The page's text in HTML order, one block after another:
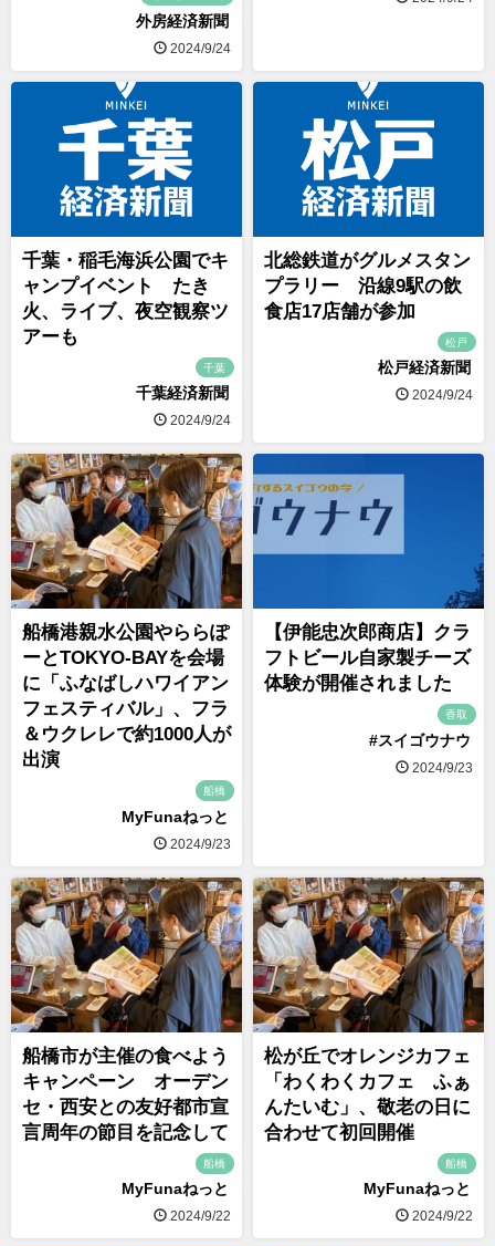
外房経済新聞
2024/9/24
千葉・稲毛海浜公園でキ
ャンプイベント たき
火、ライブ、夜空観察ツ
アーも
千葉
千葉経済新聞
2024/9/24
北総鉄道がグルメスタン
プラリー 沿線9駅の飲
食店17店舗が参加
松戸
松戸経済新聞
2024/9/24
船橋港親水公園やららぽ
ーとTOKYO-BAYを会場
に「ふなばしハワイアン
フェスティバル」、フラ
＆ウクレレで約1000人が
出演
船橋
MyFunaねっと
2024/9/23
【伊能忠次郎商店】クラ
フトビール自家製チーズ
体験が開催されました
香取
#スイゴウナウ
2024/9/23
船橋市が主催の食べよう
キャンペーン オーデン
セ・西安との友好都市宣
言周年の節目を記念して
船橋
MyFunaねっと
2024/9/22
松が丘でオレンジカフェ
「わくわくカフェ ふぁ
んたいむ」、敬老の日に
合わせて初回開催
船橋
MyFunaねっと
2024/9/22